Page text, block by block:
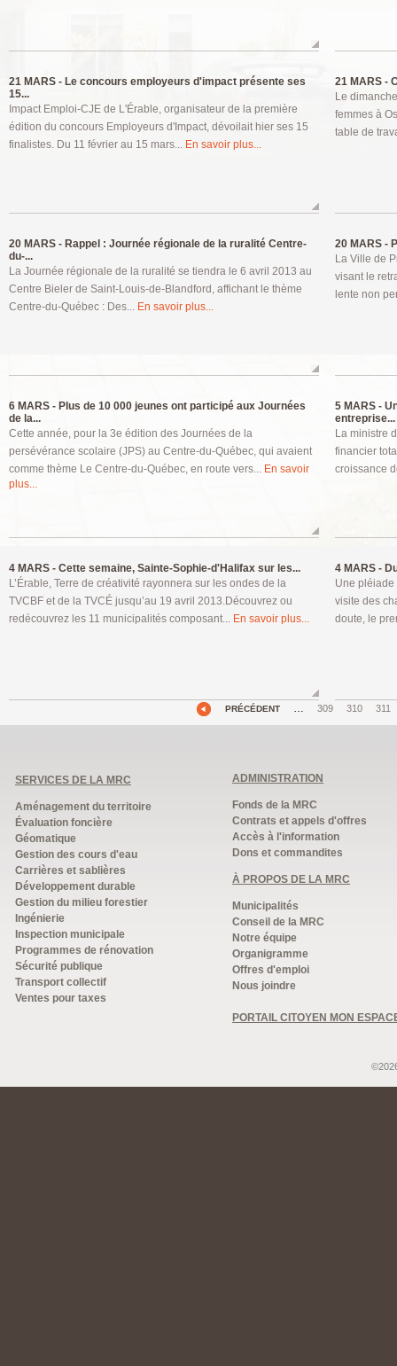
21 MARS - Le concours employeurs d'impact présente ses
15...
Impact Emploi-CJE de L'Érable, organisateur de la première
édition du concours Employeurs d'Impact, dévoilait hier ses 15
finalistes. Du 11 février au 15 mars... En savoir plus...
21 MARS -
Le
femmes à
table de
20 MARS - Rappel : Journée régionale de la ruralité Centre-
du-...
La Journée régionale de la ruralité se tiendra le 6 avril 2013 au
Centre Bieler de Saint-Louis-de-Blandford, affichant le thème
Centre-du-Québec : Des... En savoir plus...
20 MARS -
La Ville de
visant le
lente non
6 MARS - Plus de 10 000 jeunes ont participé aux Journées
de la...
Cette année, pour la 3e édition des Journées de la
persévérance scolaire (JPS) au Centre-du-Québec, qui avaient
comme thème Le Centre-du-Québec, en route vers... En savoir
plus...
5 MARS -
entreprise...
La ministre
financier
croissance
4 MARS - Cette semaine, Sainte-Sophie-d'Halifax sur les...
L’Érable, Terre de créativité rayonnera sur les ondes de la
TVCBF et de la TVCÉ jusqu’au 19 avril 2013.Découvrez ou
redécouvrez les 11 municipalités composant... En savoir plus...
4 MARS -
Une pléiade
visite des
doute, le
PRÉCÉDENT … 309 310 311
SERVICES DE LA MRC
Aménagement du territoire
Évaluation foncière
Géomatique
Gestion des cours d'eau
Carrières et sablières
Développement durable
Gestion du milieu forestier
Ingénierie
Inspection municipale
Programmes de rénovation
Sécurité publique
Transport collectif
Ventes pour taxes
ADMINISTRATION
Fonds de la MRC
Contrats et appels d'offres
Accès à l'information
Dons et commandites
À PROPOS DE LA MRC
Municipalités
Conseil de la MRC
Notre équipe
Organigramme
Offres d'emploi
Nous joindre
PORTAIL CITOYEN MON